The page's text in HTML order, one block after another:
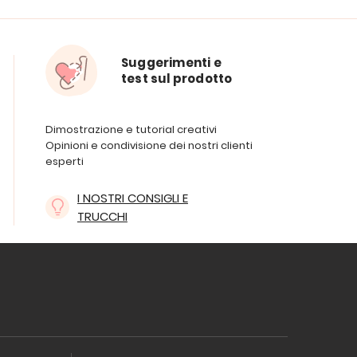
Suggerimenti e
test sul prodotto
Dimostrazione e tutorial creativi
Opinioni e condivisione dei nostri clienti
esperti
I NOSTRI CONSIGLI E
TRUCCHI